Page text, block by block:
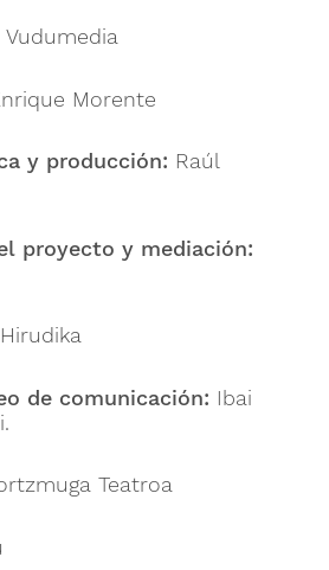
Vudumedia
Morente
y producción: Raúl
proyecto y mediación:
Hirudika
de comunicación: Ibai
Teatroa